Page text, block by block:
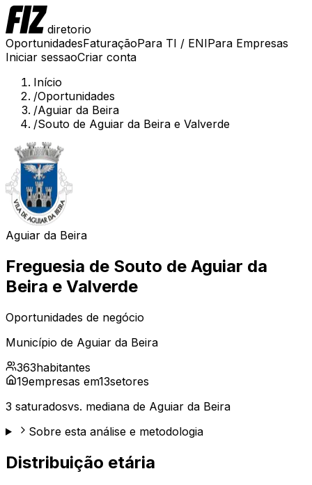
diretorio
OportunidadesFaturaçãoPara TI / ENIPara Empresas
Iniciar sessaoCriar conta
Início
/Oportunidades
/Aguiar da Beira
/Souto de Aguiar da Beira e Valverde
Aguiar da Beira
Freguesia de Souto de Aguiar da
Beira e Valverde
Oportunidades de negócio
Município de Aguiar da Beira
363habitantes
19empresas em13setores
3 saturadosvs. mediana de Aguiar da Beira
Sobre esta análise e metodologia
Distribuição etária